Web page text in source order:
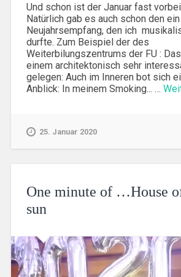
Und schon ist der Januar fast
Natürlich gab es auch schon den
Neujahrsempfang, den ich
durfte. Zum Beispiel der des
Weiterbilungszentrums der FU :
einem architektonisch sehr
gelegen: Auch im Inneren bot sich
Anblick: In meinem Smoking... …
25. Januar 2020
One minute of …House
sun